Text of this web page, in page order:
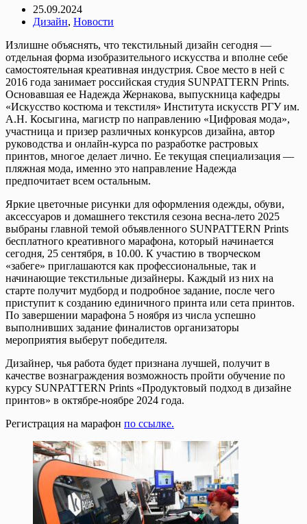
25.09.2024
Дизайн, Новости
Излишне объяснять, что текстильный дизайн сегодня —
отдельная форма изобразительного искусства и вполне себе
самостоятельная креативная индустрия. Свое место в ней с
2016 года занимает российская студия SUNPATTERN Prints.
Основавшая ее Надежда Жернакова, выпускница кафедры
«Искусство костюма и текстиля» Института искусств РГУ им.
А.Н. Косыгина, магистр по направлению «Цифровая мода»,
участница и призер различных конкурсов дизайна, автор
руководства и онлайн-курса по разработке растровых
принтов, многое делает лично. Ее текущая специализация —
пляжная мода, именно это направление Надежда
предпочитает всем остальным.
Яркие цветочные рисунки для оформления одежды, обуви,
аксессуаров и домашнего текстиля сезона весна-лето 2025
выбраны главной темой объявленного SUNPATTERN Prints
бесплатного креативного марафона, который начинается
сегодня, 25 сентября, в 10.00. К участию в творческом
«забеге» приглашаются как профессиональные, так и
начинающие текстильные дизайнеры. Каждый из них на
старте получит мудборд и подробное задание, после чего
приступит к созданию единичного принта или сета принтов.
По завершении марафона 5 ноября из числа успешно
выполнивших задание финалистов организаторы
мероприятия выберут победителя.
Дизайнер, чья работа будет признана лучшей, получит в
качестве вознаграждения возможность пройти обучение по
курсу SUNPATTERN Prints «Продуктовый подход в дизайне
принтов» в октябре-ноябре 2024 года.
Регистрация на марафон по ссылке.